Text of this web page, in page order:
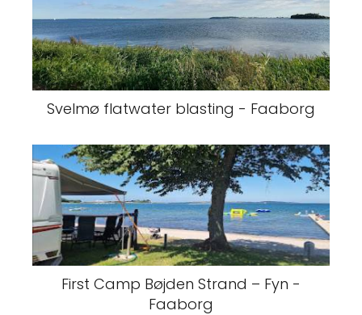
Svelmø flatwater blasting - Faaborg
First Camp Bøjden Strand – Fyn -
Faaborg